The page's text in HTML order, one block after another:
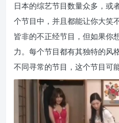
日本的综艺节目数量众多，或
个节目中，并且都能让你大笑
皆非的不正经节目，但如果你
力。每个节目都有其独特的风
不同寻常的节目，这个节目可